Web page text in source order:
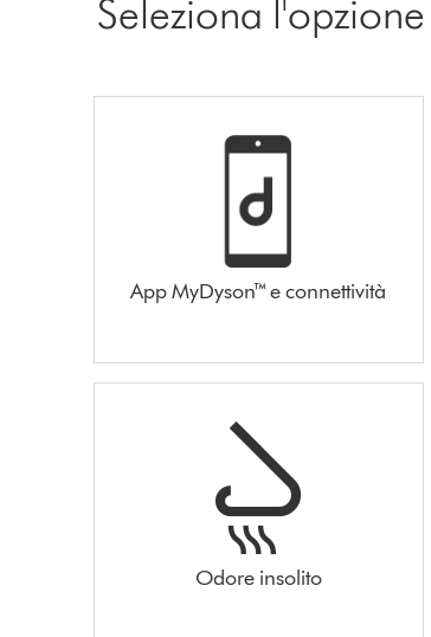
Seleziona
App MyDyson™ e connettività
Odore insolito